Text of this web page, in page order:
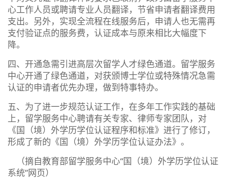
心工作人员或聘请专业人员翻译，节省申请者翻译费用
支出。另外，实现全流程在线服务后，申请人也无需再
支付验证点的服务费，认证成本与原来相比大幅度下
降。
四、开通急需引进高层次留学人才绿色通道。留学服务
中心开通了绿色通道，对获颁博士学位或特殊情况急需
认证的申请者优先办理，做到特事特办。
五、为了进一步规范认证工作，在多年工作实践的基础
上，留学服务中心聘请有关专家、律师专家团队，对
《国（境）外学历学位认证程序和标准》进行了修订，
形成了新的《国（境）外学历学位认证办法》。
（摘自教育部留学服务中心“国（境）外学历学位认证
系统”网页）